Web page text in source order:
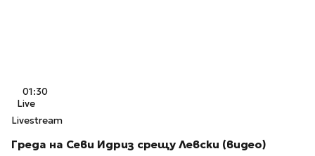
01:30
Live
Livestream
Греда на Севи Идриз срещу Левски (видео)